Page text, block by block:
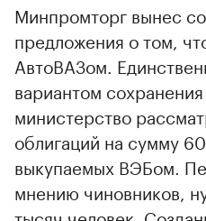
Минпромторг вынес
предложения о том,
АвтоВАЗом.
вариантом
министерство
облигаций на сумму
выкупаемых ВЭБом.
мнению чиновников,